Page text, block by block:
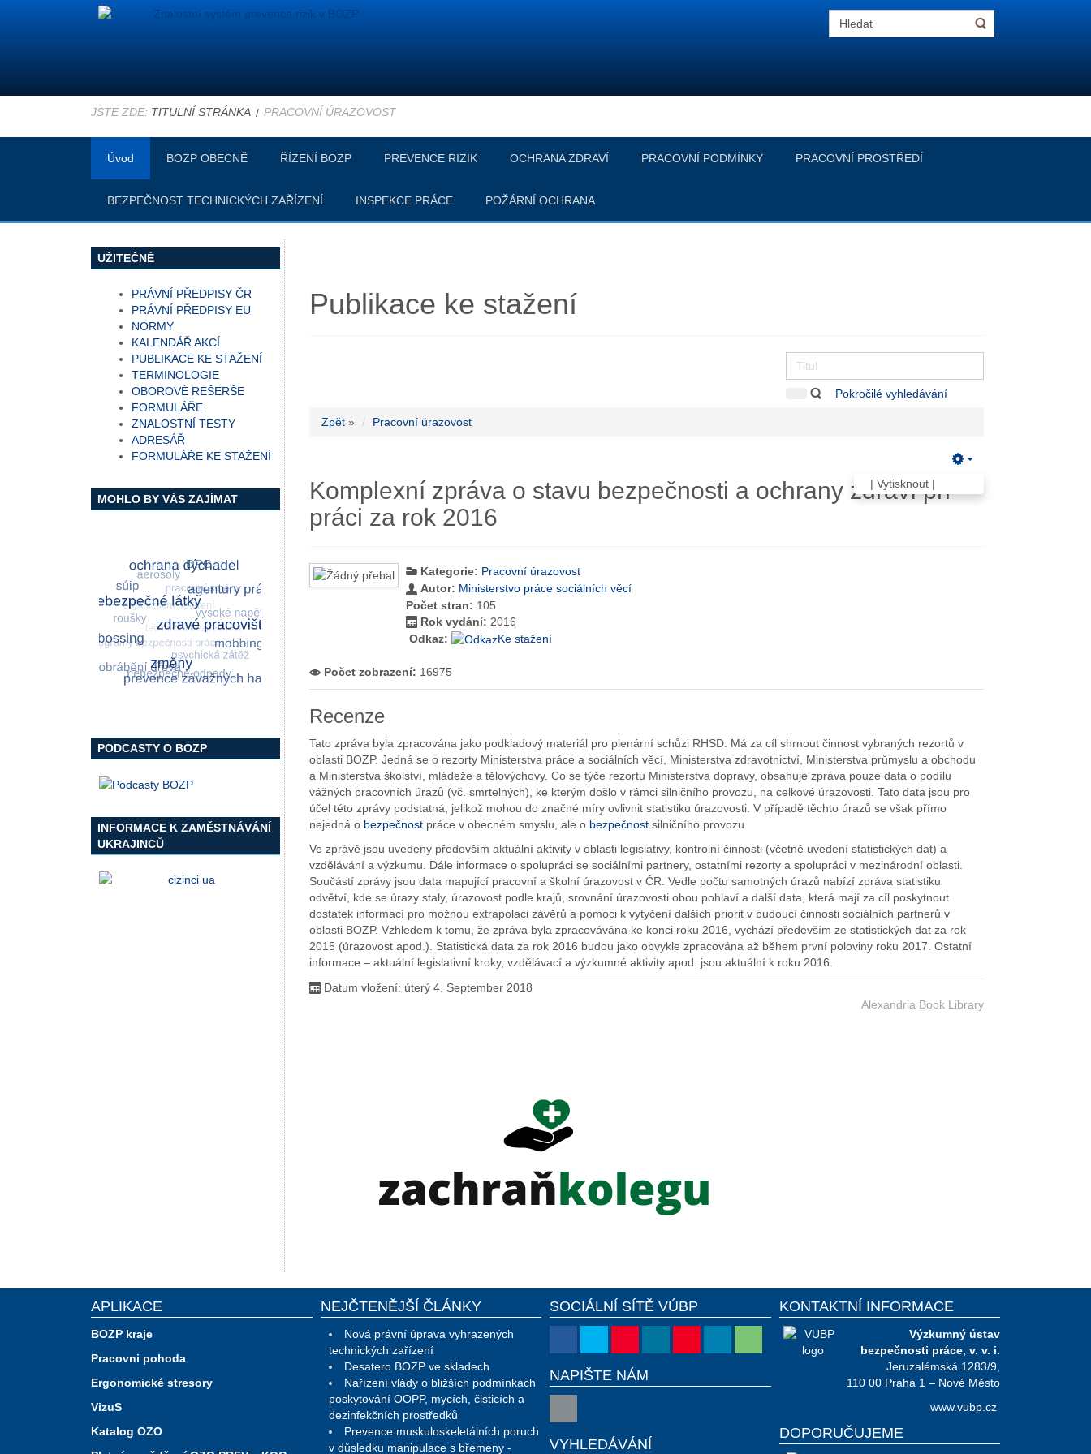
JSTE ZDE: TITULNÍ STRÁNKA PRACOVNÍ ÚRAZOVOST
Úvod BOZP OBECNĚ ŘÍZENÍ BOZP PREVENCE RIZIK OCHRANA ZDRAVÍ PRACOVNÍ PODMÍNKY PRACOVNÍ PROSTŘEDÍ
BEZPEČNOST TECHNICKÝCH ZAŘÍZENÍ INSPEKCE PRÁCE POŽÁRNÍ OCHRANA
UŽITEČNÉ
PRÁVNÍ PŘEDPISY ČR
PRÁVNÍ PŘEDPISY EU
NORMY
KALENDÁŘ AKCÍ
PUBLIKACE KE STAŽENÍ
TERMINOLOGIE
OBOROVÉ REŠERŠE
FORMULÁŘE
ZNALOSTNÍ TESTY
ADRESÁŘ
FORMULÁŘE KE STAŽENÍ
MOHLO BY VÁS ZAJÍMAT
PODCASTY O BOZP
INFORMACE K ZAMĚSTNÁVÁNÍ
UKRAJINCŮ
Publikace ke stažení
Pokročilé vyhledávání
Zpět» Pracovní úrazovost
| Vytisknout |
Komplexní zpráva o stavu bezpečnosti a ochrany zdraví při
práci za rok 2016
Kategorie: Pracovní úrazovost
Autor: Ministerstvo práce sociálních věcí
Počet stran: 105
Rok vydání: 2016
Odkaz:
Ke stažení
Počet zobrazení: 16975
Recenze
Tato zpráva byla zpracována jako podkladový materiál pro plenární schůzi RHSD. Má za cíl shrnout činnost vybraných rezortů v
oblasti BOZP. Jedná se o rezorty Ministerstva práce a sociálních věcí, Ministerstva zdravotnictví, Ministerstva průmyslu a obchodu
a Ministerstva školství, mládeže a tělovýchovy. Co se týče rezortu Ministerstva dopravy, obsahuje zpráva pouze data o podílu
vážných pracovních úrazů (vč. smrtelných), ke kterým došlo v rámci silničního provozu, na celkové úrazovosti. Tato data jsou pro
účel této zprávy podstatná, jelikož mohou do značné míry ovlivnit statistiku úrazovosti. V případě těchto úrazů se však přímo
nejedná o bezpečnostpráce v obecném smyslu, ale o bezpečnostsilničního provozu.
Ve zprávě jsou uvedeny především aktuální aktivity v oblasti legislativy, kontrolní činnosti (včetně uvedení statistických dat) a
vzdělávání a výzkumu. Dále informace o spolupráci se sociálními partnery, ostatními rezorty a spolupráci v mezinárodní oblasti.
Součástí zprávy jsou data mapující pracovní a školní úrazovost v ČR. Vedle počtu samotných úrazů nabízí zpráva statistiku
odvětví, kde se úrazy staly, úrazovost podle krajů, srovnání úrazovosti obou pohlaví a další data, která mají za cíl poskytnout
dostatek informací pro možnou extrapolaci závěrů a pomoci k vytyčení dalších priorit v budoucí činnosti sociálních partnerů v
oblasti BOZP. Vzhledem k tomu, že zpráva byla zpracovávána ke konci roku 2016, vychází především ze statistických dat za rok
2015 (úrazovost apod.). Statistická data za rok 2016 budou jako obvykle zpracována až během první poloviny roku 2017. Ostatní
informace – aktuální legislativní kroky, vzdělávací a výzkumné aktivity apod. jsou aktuální k roku 2016.
Datum vložení: úterý 4. September 2018
Alexandria Book Library
APLIKACE
BOZP kraje
Pracovni pohoda
Ergonomické stresory
VizuS
Katalog OZO
NEJČTENĚJŠÍ ČLÁNKY
Nová právní úprava vyhrazených
technických zařízení
Desatero BOZP ve skladech
Nařízení vlády o bližších podmínkách
poskytování OOPP, mycích, čisticích a
dezinfekčních prostředků
Prevence muskuloskeletálních poruch
v důsledku manipulace s břemeny -
SOCIÁLNÍ SÍTĚ VÚBP
NAPIŠTE NÁM
VYHLEDÁVÁNÍ
KONTAKTNÍ INFORMACE
Výzkumný ústav
bezpečnosti práce, v. v. i.
Jeruzalémská 1283/9,
110 00 Praha 1 – Nové Město
www.vubp.cz
DOPORUČUJEME